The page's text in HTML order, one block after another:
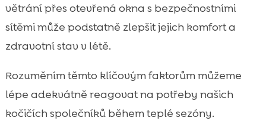
větrání přes otevřená okna s bezpečnostními
sítěmi může podstatně zlepšit jejich komfort a
zdravotní stav v létě.
Rozuměním těmto klíčovým faktorům můžeme
lépe adekvátně reagovat na potřeby našich
kočičích společníků během teplé sezóny.